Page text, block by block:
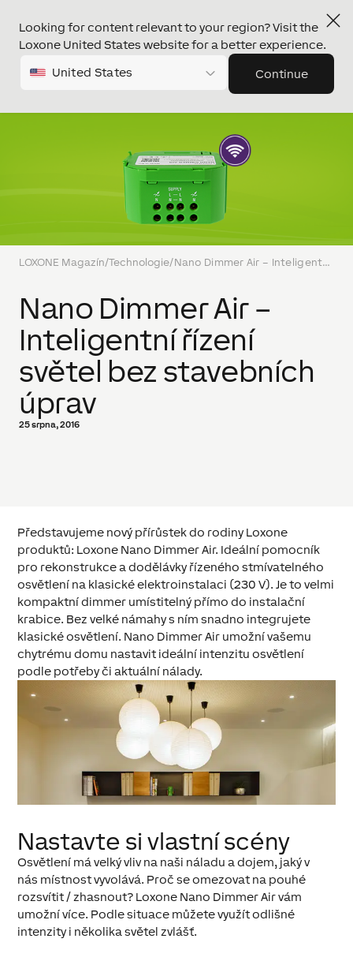
Looking for content relevant to your region? Visit the
Loxone United States website for a better experience.
United States Continue
LOXONE Magazín/Technologie/ Nano Dimmer Air – Inteligentní řízení světel bez stavebních úprav
Nano Dimmer Air –
Inteligentní řízení
světel bez stavebních
úprav
25 srpna, 2016
Představujeme nový přírůstek do rodiny Loxone
produktů: Loxone Nano Dimmer Air. Ideální pomocník
pro rekonstrukce a dodělávky řízeného stmívatelného
osvětlení na klasické elektroinstalaci (230 V). Je to velmi
kompaktní dimmer umístitelný přímo do instalační
krabice. Bez velké námahy s ním snadno integrujete
klasické osvětlení. Nano Dimmer Air umožní vašemu
chytrému domu nastavit ideální intenzitu osvětlení
podle potřeby či aktuální nálady.
Nastavte si vlastní scény
Osvětlení má velký vliv na naši náladu a dojem, jaký v
nás místnost vyvolává. Proč se omezovat na pouhé
rozsvítit / zhasnout? Loxone Nano Dimmer Air vám
umožní více. Podle situace můžete využít odlišné
intenzity i několika světel zvlášť.